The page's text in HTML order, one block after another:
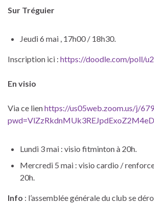
Sur Tréguier
Jeudi 6 mai , 17h00 / 18h30.
Inscription ici : https://doodle.com/poll/
En visio
Via ce lienhttps://us05web.zoom.us/j/
Lundi 3 mai : visio fitminton à 20h.
Mercredi 5 mai : visio cardio /
20h.
Info : l’assemblée générale du club se